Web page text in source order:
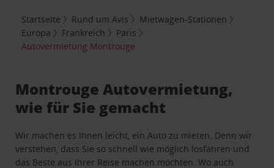
Startseite Rund um Avis
Mietwagen-Stationen
Europa
Frankreich
Paris
Autovermietung Montrouge
Montrouge Autovermietung,
wie für Sie gemacht
Wir machen es Ihnen leicht, ein Auto zu mieten. Denn wir
verstehen, dass Sie so schnell wie möglich losfahren und
das Beste aus Ihrer Reise machen möchten. Wo auch